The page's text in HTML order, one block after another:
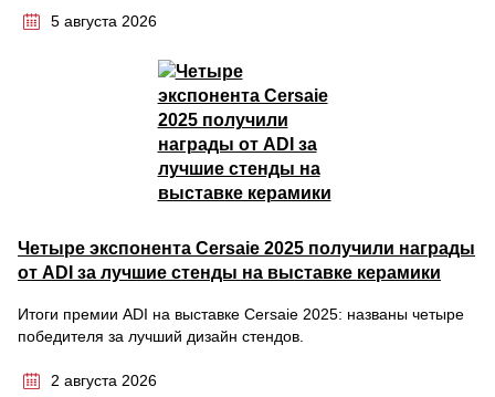
5 августа 2026
Четыре экспонента Cersaie 2025 получили награды
от ADI за лучшие стенды на выставке керамики
Итоги премии ADI на выставке Cersaie 2025: названы четыре
победителя за лучший дизайн стендов.
2 августа 2026